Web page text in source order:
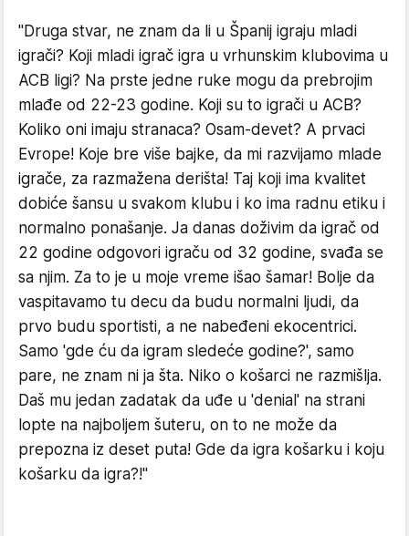
"Druga stvar, ne znam da li u Španij igraju mladi
igrači? Koji mladi igrač igra u vrhunskim klubovima u
ACB ligi? Na prste jedne ruke mogu da prebrojim
mlađe od 22-23 godine. Koji su to igrači u ACB?
Koliko oni imaju stranaca? Osam-devet? A prvaci
Evrope! Koje bre više bajke, da mi razvijamo mlade
igrače, za razmažena derišta! Taj koji ima kvalitet
dobiće šansu u svakom klubu i ko ima radnu etiku i
normalno ponašanje. Ja danas doživim da igrač od
22 godine odgovori igraču od 32 godine, svađa se
sa njim. Za to je u moje vreme išao šamar! Bolje da
vaspitavamo tu decu da budu normalni ljudi, da
prvo budu sportisti, a ne nabeđeni ekocentrici.
Samo 'gde ću da igram sledeće godine?', samo
pare, ne znam ni ja šta. Niko o košarci ne razmišlja.
Daš mu jedan zadatak da uđe u 'denial' na strani
lopte na najboljem šuteru, on to ne može da
prepozna iz deset puta! Gde da igra košarku i koju
košarku da igra?!"